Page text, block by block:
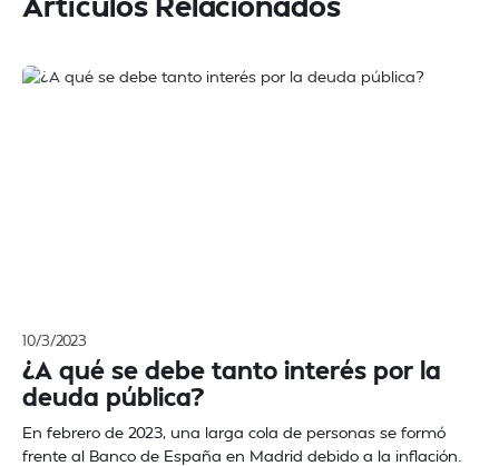
10/3/2023
¿A qué se debe tanto interés por la
deuda pública?
En febrero de 2023, una larga cola de personas se formó
frente al Banco de España en Madrid debido a la inflación.